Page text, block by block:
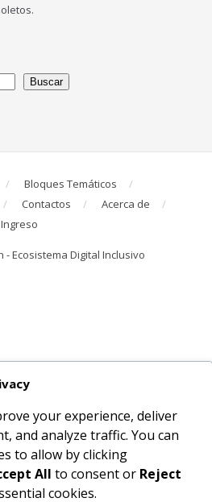
Buscar
Bloques Temáticos
Contactos
Acerca de
Ingreso
- Ecosistema Digital Inclusivo
your experience, deliver
and analyze traffic. You can
to allow by clicking
All to consent or Reject
cookies.